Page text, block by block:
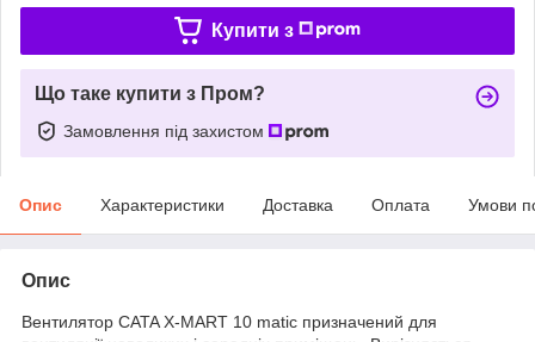
Купити з
Що таке купити з Пром?
Замовлення під захистом
Опис Характеристики Доставка Оплата Умови
Опис
Вентилятор CATA X-MART 10 matic призначений для